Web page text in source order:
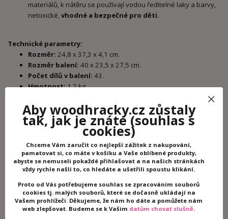
materiálů, k nátěru se používají vodou ředitelné laky a barvy,
netoxické,vhodné a bezpečné pro děti.
Technické parametry:
Rozměr: 24,8 x 37,3 x 4,1 cm.
Rozměr balení: 40 x 23,5 x 27,5 cm.
Počet dílů v balení: 43.
Hmotnost:1,2 kg.
Certifikáty a normy:CE, 2009/48/ES, TÜV Rheinland, EN 71-
1, 2 a 3.
Doporučený věk:od 3 let, 36+.
Potřebujete poradit?
+420 605 062 233
(Po-Ne, 8-21 hod.)
Aby woodhracky.cz zůstaly
tak, jak je znáte(souhlas s
cookies)
Chceme Vám zaručit co nejlepší zážitek z nakupování,
pamatovat si, co máte v košíku a Vaše oblíbené produkty,
abyste se nemuseli pokaždé přihlašovat a na našich stránkách
vždy rychle našli to, co hledáte a ušetřili spoustu klikání.
Proto od Vás potřebujeme souhlas se zpracováním souborů
cookies tj. malých souborů, které se dočasně ukládají na
Vašem prohlížeči. Děkujeme, že nám ho dáte a pomůžete nám
web zlepšovat. Budeme se k Vašim datům chovat slušně.